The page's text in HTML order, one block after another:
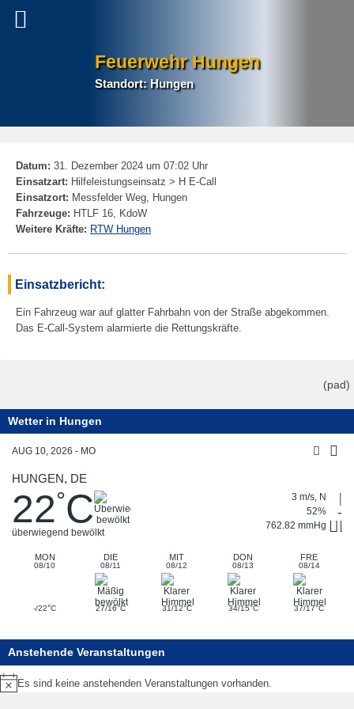
Feuerwehr Hungen
Standort: Hungen
Datum: 31. Dezember 2024 um 07:02 Uhr
Einsatzart: Hilfeleistungseinsatz > H E-Call
Einsatzort: Messfelder Weg, Hungen
Fahrzeuge: HTLF 16, KdoW
Weitere Kräfte: RTW Hungen
Einsatzbericht:
Ein Fahrzeug war auf glatter Fahrbahn von der Straße abgekommen.
Das E-Call-System alarmierte die Rettungskräfte.
(pad)
Wetter in Hungen
AUG 10, 2026 - MO
HUNGEN, DE
22°C
überwiegend bewölkt
3 m/s, N
52%
762.82 mmHg
MON
08/10
DIE
08/11
MIT
08/12
DON
08/13
FRE
08/14
-/22°C 27/16°C 31/12°C 34/15°C 37/17°C
Anstehende Veranstaltungen
Hinweis
Es sind keine anstehenden Veranstaltungen vorhanden.